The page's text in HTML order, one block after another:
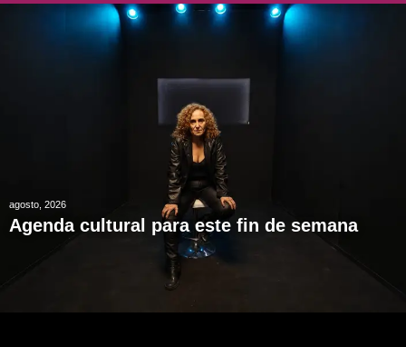
agosto, 2026
Agenda cultural para este fin de semana